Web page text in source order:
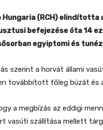
Hungaria (RCH)
befejezése óta 14
egyiptomi és
szerint a horvát állami
továbbított főleg búzát és
a megbízás az eddigi
vasúti szállítása mellett